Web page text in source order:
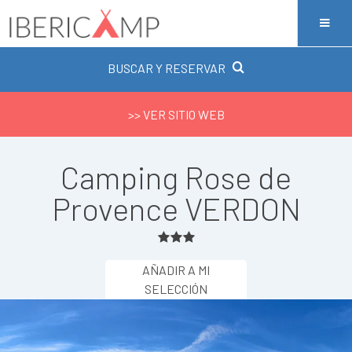
BUSCAR Y RESERVAR
>> VER SITIO WEB
Camping Rose de
Provence VERDON
AÑADIR A MI
SELECCIÓN